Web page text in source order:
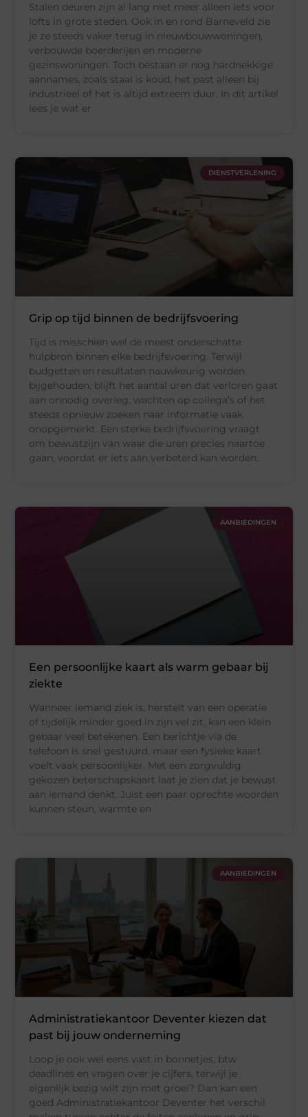
Stalen deuren zijn al lang niet meer alleen iets voor
lofts in grote steden. Ook in en rond Barneveld zie
je ze steeds vaker terug in nieuwbouwwoningen,
verbouwde boerderijen en moderne
gezinswoningen. Toch bestaan er nog hardnekkige
aannames, zoals staal is koud, het past alleen bij
industrieel of het is altijd extreem duur. In dit artikel
lees je wat er
DIENSTVERLENING
Grip op tijd binnen de bedrijfsvoering
Tijd is misschien wel de meest onderschatte
hulpbron binnen elke bedrijfsvoering. Terwijl
budgetten en resultaten nauwkeurig worden
bijgehouden, blijft het aantal uren dat verloren gaat
aan onnodig overleg, wachten op collega’s of het
steeds opnieuw zoeken naar informatie vaak
onopgemerkt. Een sterke bedrijfsvoering vraagt
om bewustzijn van waar die uren precies naartoe
gaan, voordat er iets aan verbeterd kan worden.
AANBIEDINGEN
Een persoonlijke kaart als warm gebaar bij
ziekte
Wanneer iemand ziek is, herstelt van een operatie
of tijdelijk minder goed in zijn vel zit, kan een klein
gebaar veel betekenen. Een berichtje via de
telefoon is snel gestuurd, maar een fysieke kaart
voelt vaak persoonlijker. Met een zorgvuldig
gekozen beterschapskaart laat je zien dat je bewust
aan iemand denkt. Juist een paar oprechte woorden
kunnen steun, warmte en
AANBIEDINGEN
Administratiekantoor Deventer kiezen dat
past bij jouw onderneming
Loop je ook wel eens vast in bonnetjes, btw
deadlines en vragen over je cijfers, terwijl je
eigenlijk bezig wilt zijn met groei? Dan kan een
goed Administratiekantoor Deventer het verschil